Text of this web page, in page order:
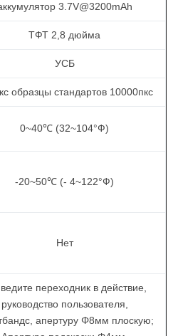
3.7V@3200mAh
ТФТ 2,8 дюйма
УСБ
образцы стандартов 10000пкс
0~40℃ (32~104°Ф)
-20~50℃ (- 4~122°Ф)
Нет
переходник в действие,
руководство пользователя,
апертуру Φ8мм плоскую;